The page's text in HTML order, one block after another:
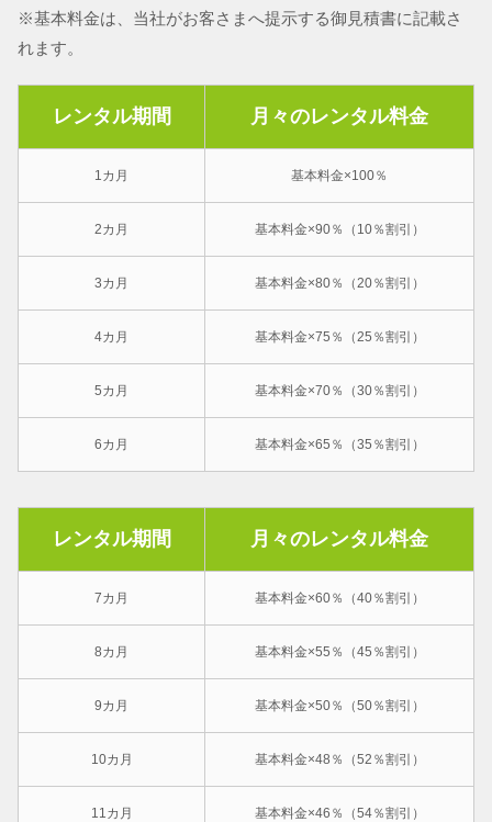
※基本料金は、当社がお客さまへ提示する御見積書に記載さ
れます。
レンタル期間 月々のレンタル料金
1カ月 基本料金×100％
2カ月 基本料金×90％（10％割引）
3カ月 基本料金×80％（20％割引）
4カ月 基本料金×75％（25％割引）
5カ月 基本料金×70％（30％割引）
6カ月 基本料金×65％（35％割引）
レンタル期間 月々のレンタル料金
7カ月 基本料金×60％（40％割引）
8カ月 基本料金×55％（45％割引）
9カ月 基本料金×50％（50％割引）
10カ月 基本料金×48％（52％割引）
11カ月 基本料金×46％（54％割引）